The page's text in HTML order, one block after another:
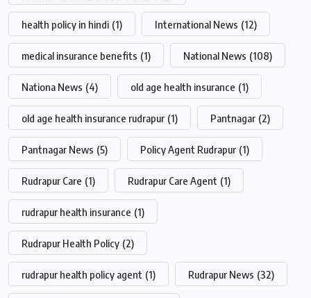
health policy in hindi (1) International News (12)
medical insurance benefits (1) National News (108)
Nationa News (4) old age health insurance (1)
old age health insurance rudrapur (1) Pantnagar (2)
Pantnagar News (5) Policy Agent Rudrapur (1)
Rudrapur Care (1) Rudrapur Care Agent (1)
rudrapur health insurance (1)
Rudrapur Health Policy (2)
rudrapur health policy agent (1) Rudrapur News (32)